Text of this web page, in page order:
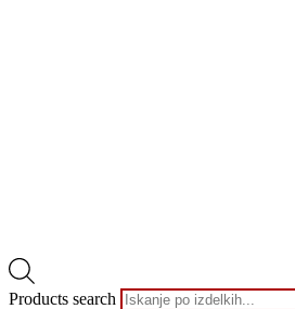
Products search